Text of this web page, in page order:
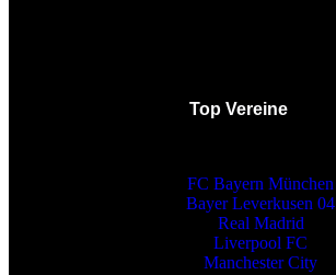
Top Vereine
FC Bayern München
Bayer Leverkusen 04
Real Madrid
Liverpool FC
Manchester City